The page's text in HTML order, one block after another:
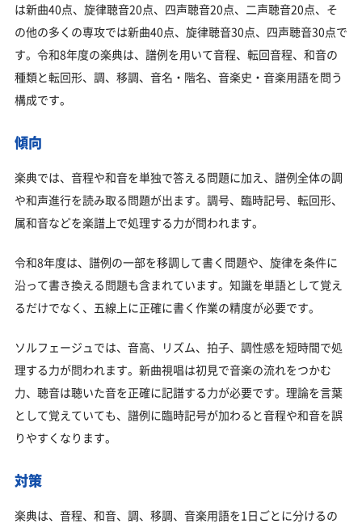
は新曲40点、旋律聴音20点、四声聴音20点、二声聴音20点、そ
の他の多くの専攻では新曲40点、旋律聴音30点、四声聴音30点で
す。令和8年度の楽典は、譜例を用いて音程、転回音程、和音の
種類と転回形、調、移調、音名・階名、音楽史・音楽用語を問う
構成です。
傾向
楽典では、音程や和音を単独で答える問題に加え、譜例全体の調
や和声進行を読み取る問題が出ます。調号、臨時記号、転回形、
属和音などを楽譜上で処理する力が問われます。
令和8年度は、譜例の一部を移調して書く問題や、旋律を条件に
沿って書き換える問題も含まれています。知識を単語として覚え
るだけでなく、五線上に正確に書く作業の精度が必要です。
ソルフェージュでは、音高、リズム、拍子、調性感を短時間で処
理する力が問われます。新曲視唱は初見で音楽の流れをつかむ
力、聴音は聴いた音を正確に記譜する力が必要です。理論を言葉
として覚えていても、譜例に臨時記号が加わると音程や和音を誤
りやすくなります。
対策
楽典は、音程、和音、調、移調、音楽用語を1日ごとに分けるの